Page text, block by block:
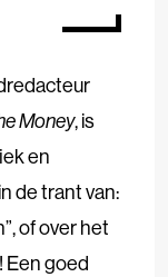
Money, is
en
de trant van:
of over het
Een goed